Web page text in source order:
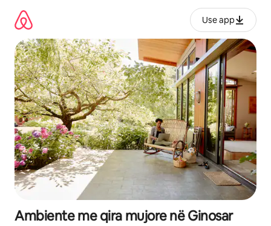
përmbajtja
Use app
Ambiente me qira mujore në Ginosar